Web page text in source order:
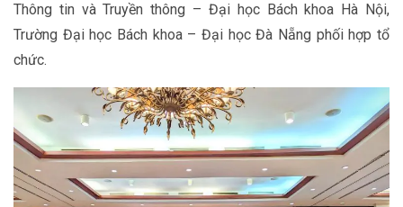
Thông tin và Truyền thông – Đại học Bách khoa Hà Nội,
Trường Đại học Bách khoa – Đại học Đà Nẵng phối hợp tổ
chức.